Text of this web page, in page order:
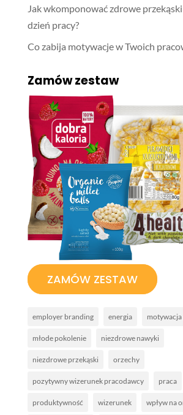
Jak wkomponować zdrowe
dzień pracy?
Co zabija motywacje w Twoich
Zamów zestaw
ZAMÓW ZESTAW
employer branding energia
młode pokolenie niezdrowe nawyki
niezdrowe przekąski orzechy
pozytywny wizerunek pracodawcy praca
produktywność wizerunek wpływ na